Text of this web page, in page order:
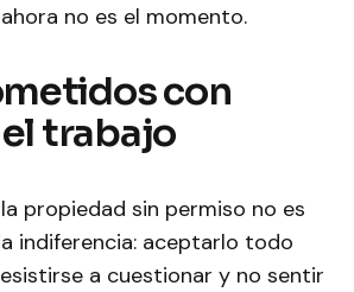
no es el momento.
con
trabajo
propiedad sin permiso no es
indiferencia: aceptarlo todo
a cuestionar y no sentir